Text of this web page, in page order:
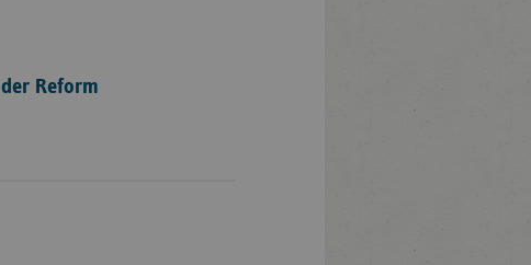
Reform